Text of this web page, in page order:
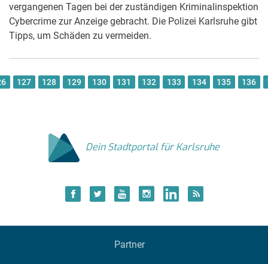
vergangenen Tagen bei der zuständigen Kriminalinspektion
Cybercrime zur Anzeige gebracht. Die Polizei Karlsruhe gibt
Tipps, um Schäden zu vermeiden.
127 128 129 130 131 132 133 134 135 136
Dein Stadtportal für Karlsruhe
Partner